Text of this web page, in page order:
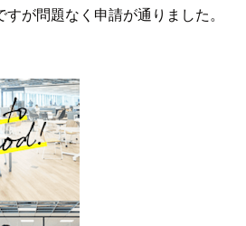
が問題なく申請が通りました。